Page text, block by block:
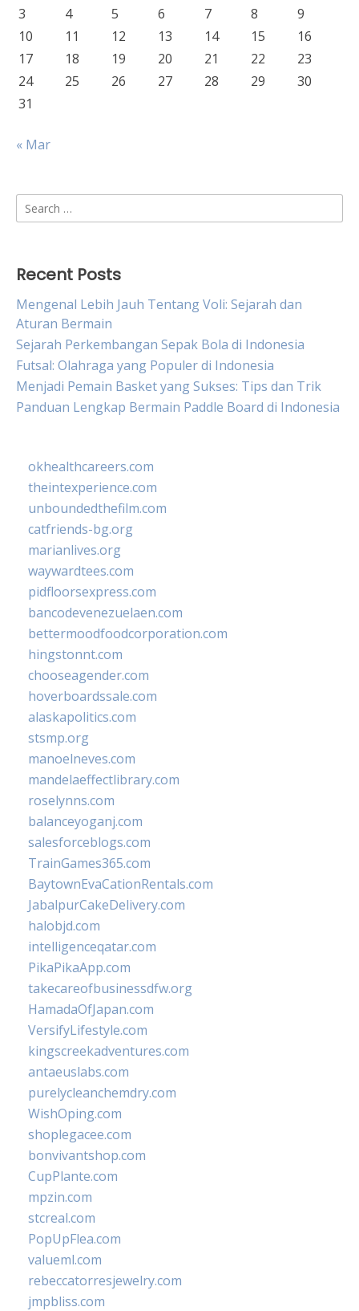
3 4 5 6 7 8
9
10
11 12 13 14 15
16
17
18 19 20 21 22
23
24
25 26 27 28 29
30
31
« Mar
Search
for:
Recent Posts
Mengenal Lebih Jauh Tentang Voli: Sejarah dan
Aturan Bermain
Sejarah Perkembangan Sepak Bola di Indonesia
Futsal: Olahraga yang Populer di Indonesia
Menjadi Pemain Basket yang Sukses: Tips dan Trik
Panduan Lengkap Bermain Paddle Board di Indonesia
okhealthcareers.com
theintexperience.com
unboundedthefilm.com
catfriends-bg.org
marianlives.org
waywardtees.com
pidfloorsexpress.com
bancodevenezuelaen.com
bettermoodfoodcorporation.com
hingstonnt.com
chooseagender.com
hoverboardssale.com
alaskapolitics.com
stsmp.org
manoelneves.com
mandelaeffectlibrary.com
roselynns.com
balanceyoganj.com
salesforceblogs.com
TrainGames365.com
BaytownEvaCationRentals.com
JabalpurCakeDelivery.com
halobjd.com
intelligenceqatar.com
PikaPikaApp.com
takecareofbusinessdfw.org
HamadaOfJapan.com
VersifyLifestyle.com
kingscreekadventures.com
antaeuslabs.com
purelycleanchemdry.com
WishOping.com
shoplegacee.com
bonvivantshop.com
CupPlante.com
mpzin.com
stcreal.com
PopUpFlea.com
valueml.com
rebeccatorresjewelry.com
jmpbliss.com